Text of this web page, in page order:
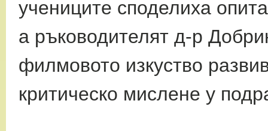
учениците споделиха
а ръководителят д-р
филмовото изкуство
критическо мислене у